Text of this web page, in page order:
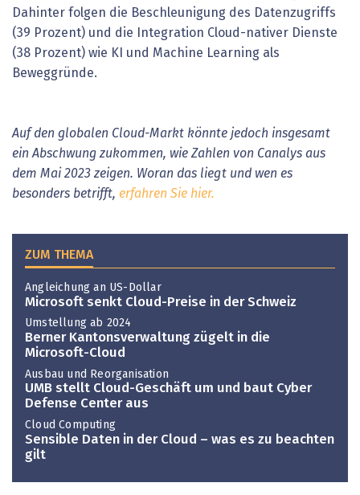
Dahinter folgen die Beschleunigung des Datenzugriffs
(39 Prozent) und die Integration Cloud-nativer Dienste
(38 Prozent) wie KI und Machine Learning als
Beweggründe.
Auf den globalen Cloud-Markt könnte jedoch insgesamt
ein Abschwung zukommen, wie Zahlen von Canalys aus
dem Mai 2023 zeigen. Woran das liegt und wen es
besonders betrifft, erfahren Sie hier.
ZUM THEMA
Angleichung an US-Dollar
Microsoft senkt Cloud-Preise in der Schweiz
Umstellung ab 2024
Berner Kantonsverwaltung zügelt in die
Microsoft-Cloud
Ausbau und Reorganisation
UMB stellt Cloud-Geschäft um und baut Cyber
Defense Center aus
Cloud Computing
Sensible Daten in der Cloud – was es zu beachten
gilt